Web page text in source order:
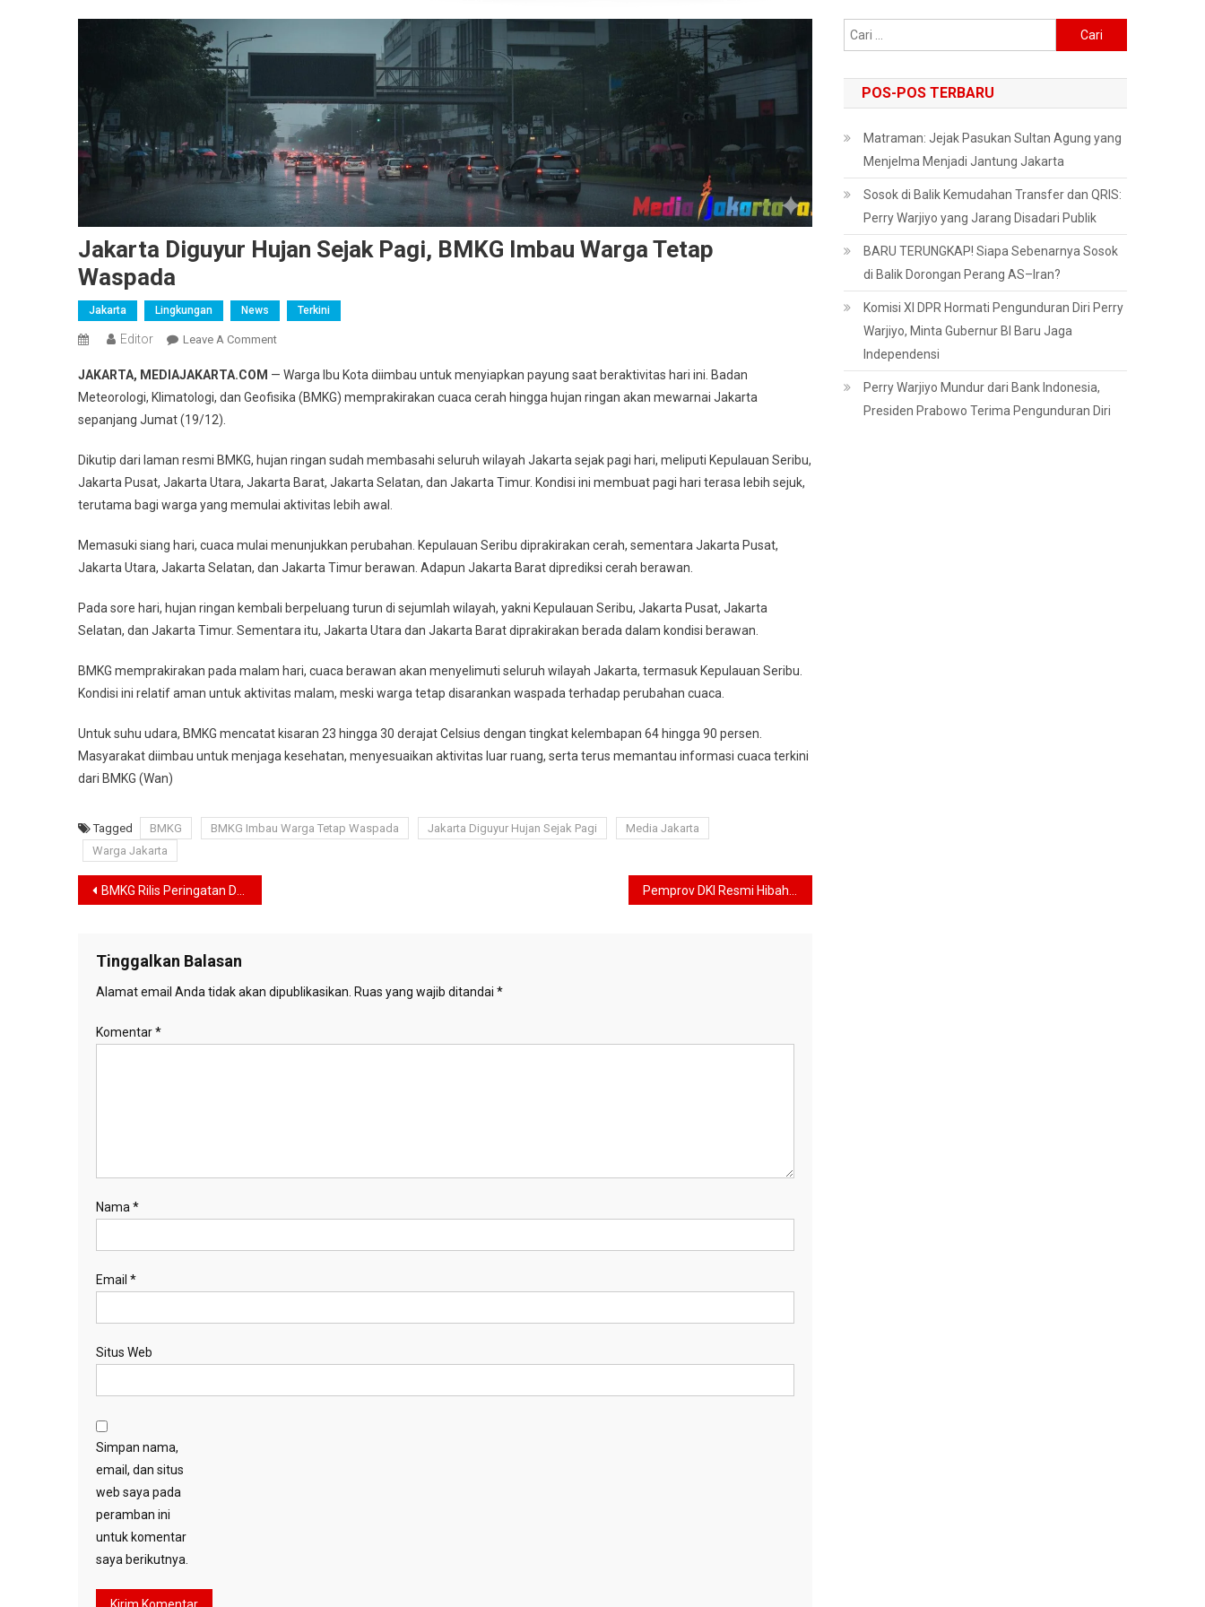
Jakarta Diguyur Hujan Sejak Pagi, BMKG Imbau Warga Tetap
Waspada
Jakarta Lingkungan News Terkini
Editor Leave A CommentOn
Diguyur
Hujan
BMKG
Imbau
Warga
Waspada
JAKARTA, MEDIAJAKARTA.COM — Warga Ibu Kota diimbau untuk menyiapkan payung saat beraktivitas hari ini. Badan
Meteorologi, Klimatologi, dan Geofisika (BMKG) memprakirakan cuaca cerah hingga hujan ringan akan mewarnai Jakarta
sepanjang Jumat (19/12).
Dikutip dari laman resmi BMKG, hujan ringan sudah membasahi seluruh wilayah Jakarta sejak pagi hari, meliputi Kepulauan Seribu,
Jakarta Pusat, Jakarta Utara, Jakarta Barat, Jakarta Selatan, dan Jakarta Timur. Kondisi ini membuat pagi hari terasa lebih sejuk,
terutama bagi warga yang memulai aktivitas lebih awal.
Memasuki siang hari, cuaca mulai menunjukkan perubahan. Kepulauan Seribu diprakirakan cerah, sementara Jakarta Pusat,
Jakarta Utara, Jakarta Selatan, dan Jakarta Timur berawan. Adapun Jakarta Barat diprediksi cerah berawan.
Pada sore hari, hujan ringan kembali berpeluang turun di sejumlah wilayah, yakni Kepulauan Seribu, Jakarta Pusat, Jakarta
Selatan, dan Jakarta Timur. Sementara itu, Jakarta Utara dan Jakarta Barat diprakirakan berada dalam kondisi berawan.
BMKG memprakirakan pada malam hari, cuaca berawan akan menyelimuti seluruh wilayah Jakarta, termasuk Kepulauan Seribu.
Kondisi ini relatif aman untuk aktivitas malam, meski warga tetap disarankan waspada terhadap perubahan cuaca.
Untuk suhu udara, BMKG mencatat kisaran 23 hingga 30 derajat Celsius dengan tingkat kelembapan 64 hingga 90 persen.
Masyarakat diimbau untuk menjaga kesehatan, menyesuaikan aktivitas luar ruang, serta terus memantau informasi cuaca terkini
dari BMKG (Wan)
Tagged BMKG BMKG Imbau Warga Tetap Waspada Jakarta Diguyur Hujan Sejak Pagi
Media Jakarta
Warga Jakarta
Navigasi
BMKG Rilis Peringatan Dini Angin Kencang di Perairan Jakarta, Warga Diminta Waspada
Tinggalkan Balasan
Alamat email Anda tidak akan dipublikasikan. Ruas yang wajib ditandai *
Komentar*
Nama *
Email *
Situs Web
Simpan nama,
email, dan situs
web saya pada
peramban ini
untuk komentar
saya berikutnya.
untuk:
POS-POS TERBARU
Matraman: Jejak Pasukan Sultan Agung yang
Menjelma Menjadi Jantung Jakarta
Sosok di Balik Kemudahan Transfer dan QRIS:
Perry Warjiyo yang Jarang Disadari Publik
BARU TERUNGKAP! Siapa Sebenarnya Sosok
di Balik Dorongan Perang AS–Iran?
Komisi XI DPR Hormati Pengunduran Diri Perry
Warjiyo, Minta Gubernur BI Baru Jaga
Independensi
Perry Warjiyo Mundur dari Bank Indonesia,
Presiden Prabowo Terima Pengunduran Diri